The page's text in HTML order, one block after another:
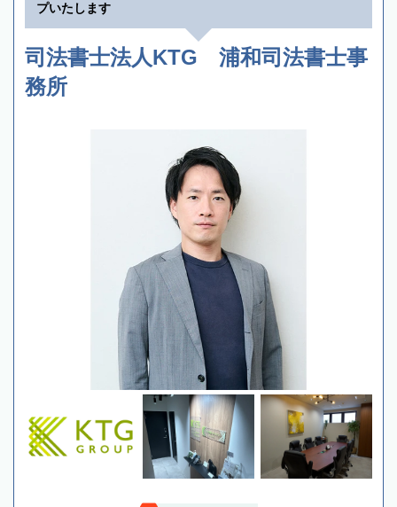
プいたします
司法書士法人KTG 浦和司法書士事
務所